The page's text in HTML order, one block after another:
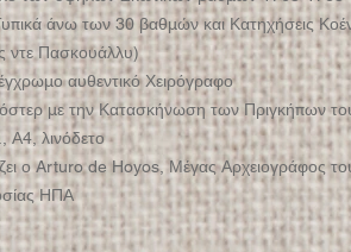
άνω των 30 βαθμών και Κατηχήσεις
ντε Πασκουάλλυ)
αυθεντικό Χειρόγραφο
με την Κατασκήνωση των Πριγκήπων
Α4, λινόδετο
ο Arturo de Hoyos, Μέγας Αρχειογράφος
ΗΠΑ